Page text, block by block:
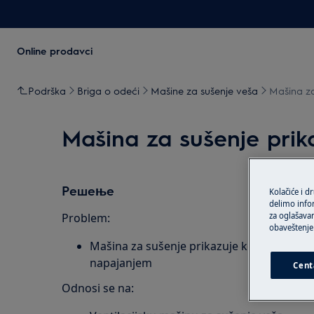
Online prodavci
Podrška Briga o odeći Mašine za sušenje veša Mašina
Mašina za sušenje
Решење
Problem:
Mašina za sušenje prikazuje kod greške
napajanjem
Odnosi se na:
Kolačiće i
delimo
za